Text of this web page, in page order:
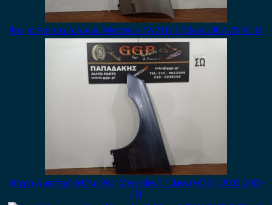
Φτερό Αριστερό Ασημί Mercedes (W211) E Class 2002-2009 / Θ
Φτερό Αριστερό Μπλε Ραφ Mercedes E Class (W211) 2002-2009
/ Θ